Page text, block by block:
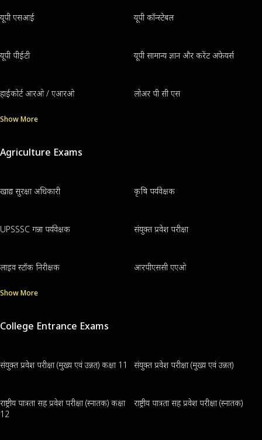
यूपी एसआई यूपी कॉन्स्टेबल
यूपी पीईटी यूपी सामान्य ज्ञान और करेंट अफेयर्स
हाईकोर्ट आरओ / एआरओ लोअर पी सी एस
Show More
Agriculture Exams
खाद्य सुरक्षा अधिकारी कृषि पर्यवेक्षक
UPSSSC गन्ना पर्यवेक्षक संयुक्त प्रवेश परीक्षा
लाइव स्टॉक निरीक्षक आरपीएससी एएओ
Show More
College Entrance Exams
संयुक्त प्रवेश परीक्षा (मुख्य एवं उन्नत) कक्षा 11 संयुक्त प्रवेश परीक्षा (मुख्य एवं उन्नत)
राष्ट्रीय पात्रता सह प्रवेश परीक्षा (स्नातक) कक्षा
12
राष्ट्रीय पात्रता सह प्रवेश परीक्षा (स्नातक)